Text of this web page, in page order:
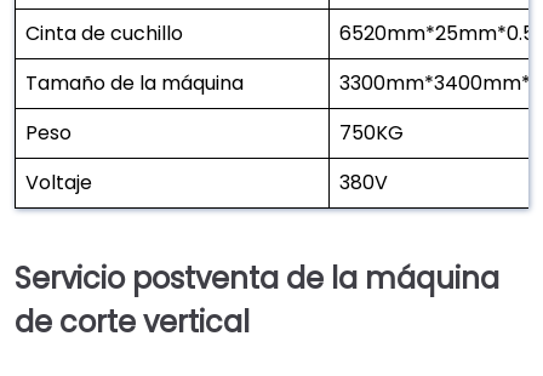
Cinta de cuchillo
Tamaño de la máquina
Peso
750KG
Voltaje
380V
Servicio postventa de la máquina
de corte vertical